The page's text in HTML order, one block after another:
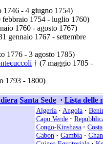
1746 - 4 giugno 1754)
febbraio 1754 - luglio 1760)
1760 - agosto 1767)
gennaio 1767 - settembre
1776 - 3 agosto 1785)
† (7 maggio 1785 -
1793 - 1800)
Santa Sede · Lista delle
Algeria · Angola ·
Capo Verde ·
Congo-Kinshasa ·
Gabon · Gambia ·